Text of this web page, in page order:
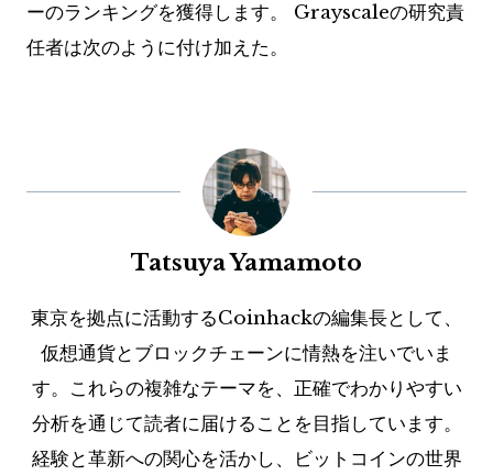
ーのランキングを獲得します。 Grayscaleの研究責
任者は次のように付け加えた。
Tatsuya Yamamoto
東京を拠点に活動するCoinhackの編集長として、
仮想通貨とブロックチェーンに情熱を注いでいま
す。これらの複雑なテーマを、正確でわかりやすい
分析を通じて読者に届けることを目指しています。
経験と革新への関心を活かし、ビットコインの世界